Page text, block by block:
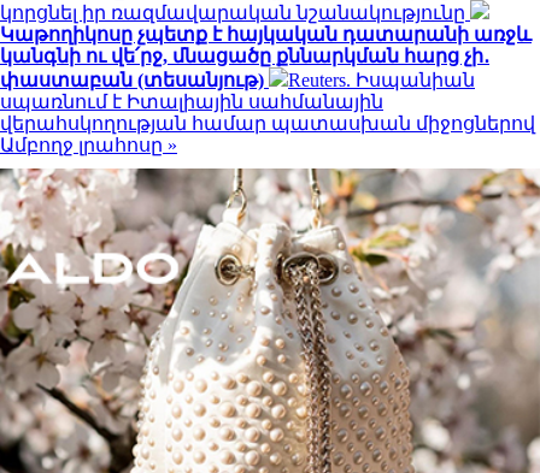
կորցնել իր ռազմավարական նշանակությունը
Կաթողիկոսը չպետք է հայկական դատարանի առջև
կանգնի ու վե՛րջ, մնացածը քննարկման հարց չի․
փաստաբան (տեսանյութ)
Reuters. Իսպանիան
սպառնում է Իտալիային սահմանային
վերահսկողության համար պատասխան միջոցներով
Ամբողջ լրահոսը »